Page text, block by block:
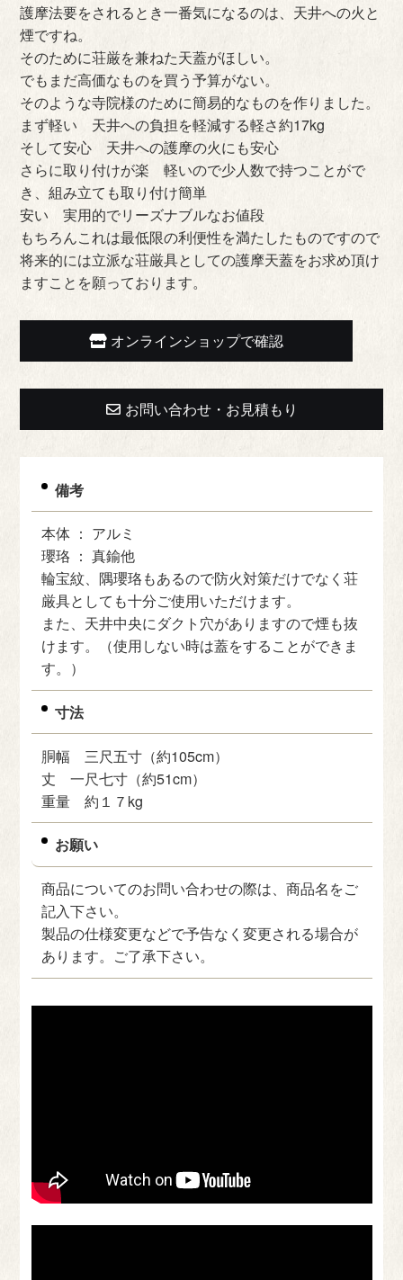
護摩法要をされるとき一番気になるのは、天井への火と
煙ですね。
そのために荘厳を兼ねた天蓋がほしい。
でもまだ高価なものを買う予算がない。
そのような寺院様のために簡易的なものを作りました。
まず軽い 天井への負担を軽減する軽さ約17kg
そして安心 天井への護摩の火にも安心
さらに取り付けが楽 軽いので少人数で持つことがで
き、組み立ても取り付け簡単
安い 実用的でリーズナブルなお値段
もちろんこれは最低限の利便性を満たしたものですので
将来的には立派な荘厳具としての護摩天蓋をお求め頂け
ますことを願っております。
オンラインショップで確認
お問い合わせ・お見積もり
備考
本体 ： アルミ
瓔珞 ： 真鍮他
輪宝紋、隅瓔珞もあるので防火対策だけでなく荘
厳具としても十分ご使用いただけます。
また、天井中央にダクト穴がありますので煙も抜
けます。（使用しない時は蓋をすることができま
す。）
寸法
胴幅 三尺五寸（約105cm）
丈 一尺七寸（約51cm）
重量 約１７kg
お願い
商品についてのお問い合わせの際は、商品名をご
記入下さい。
製品の仕様変更などで予告なく変更される場合が
あります。ご了承下さい。